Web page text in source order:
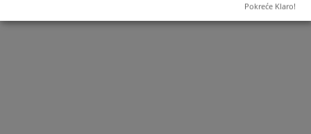
Pokreće Klaro!